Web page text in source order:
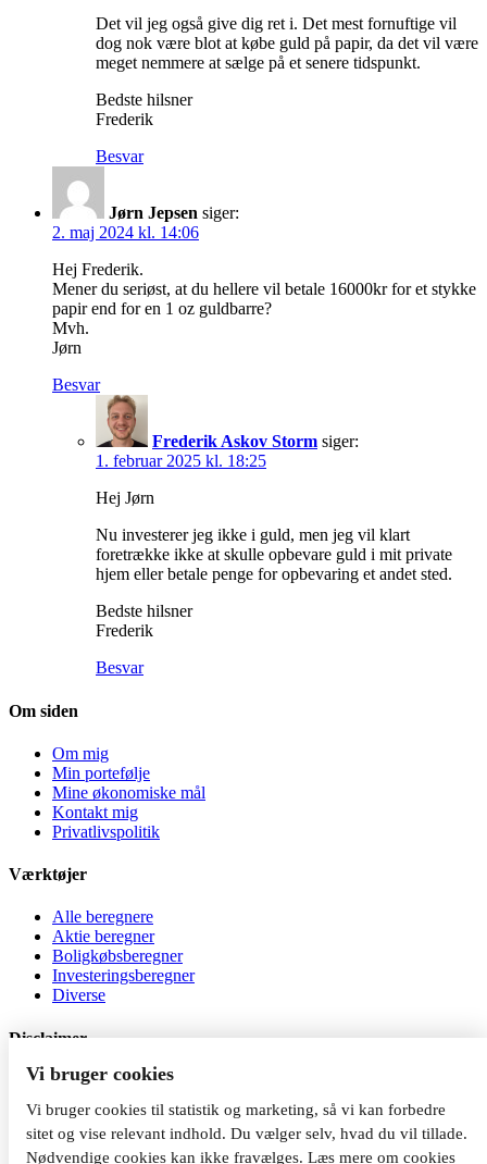
Det vil jeg også give dig ret i. Det mest fornuftige vil
dog nok være blot at købe guld på papir, da det vil være
meget nemmere at sælge på et senere tidspunkt.
Bedste hilsner
Frederik
Besvar
Jørn Jepsen siger:
2. maj 2024 kl. 14:06
Hej Frederik.
Mener du seriøst, at du hellere vil betale 16000kr for et stykke
papir end for en 1 oz guldbarre?
Mvh.
Jørn
Besvar
Frederik Askov Storm siger:
1. februar 2025 kl. 18:25
Hej Jørn
Nu investerer jeg ikke i guld, men jeg vil klart
foretrække ikke at skulle opbevare guld i mit private
hjem eller betale penge for opbevaring et andet sted.
Bedste hilsner
Frederik
Besvar
Om siden
Om mig
Min portefølje
Mine økonomiske mål
Kontakt mig
Privatlivspolitik
Værktøjer
Alle beregnere
Aktie beregner
Boligkøbsberegner
Investeringsberegner
Diverse
Disclaimer
Al investering er behæftet med risiko. Jeg er ikke
investeringsrådgiver, og indholdet på siden må ikke betragtes som
investeringsrådgivning. Du kan tabe dine penge, når du investerer.
Vi bruger cookies
Vi bruger cookies til statistik og marketing, så vi kan forbedre
sitet og vise relevant indhold. Du vælger selv, hvad du vil tillade.
Nødvendige cookies kan ikke fravælges. Læs mere om cookies